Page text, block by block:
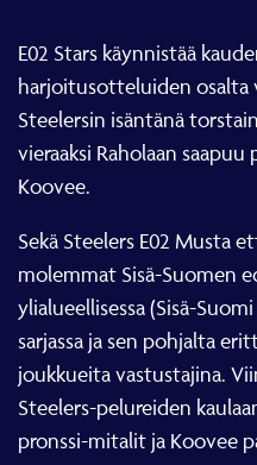
E02 Stars käynnistää
harjoitusotteluiden osalta
Steelersin isäntänä
vieraaksi Raholaan
Koovee.
Sekä Steelers E02 Musta
molemmat Sisä-Suomen
ylialueellisessa (Sisä-
sarjassa ja sen pohjalta
joukkueita vastustajina.
Steelers-pelureiden
pronssi-mitalit ja Koovee